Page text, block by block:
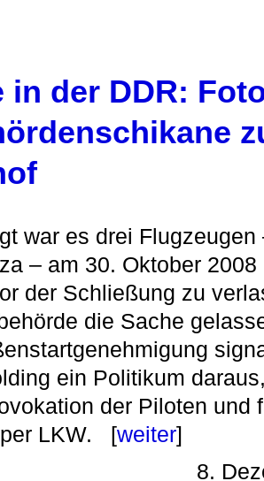
in der DDR:
war es drei Flugzeugen
– am 30. Oktober
der Schließung zu
die Sache
ein Politikum
der Piloten und
LKW. [weiter]
8.